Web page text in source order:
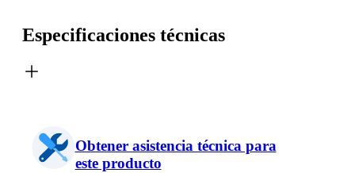
Especificaciones técnicas
Obtener asistencia técnica para
este producto